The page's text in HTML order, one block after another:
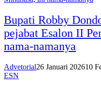
Bupati Robby
pejabat Esalon II
nama-namanya
Advetorial26 Januari 202610
ESN